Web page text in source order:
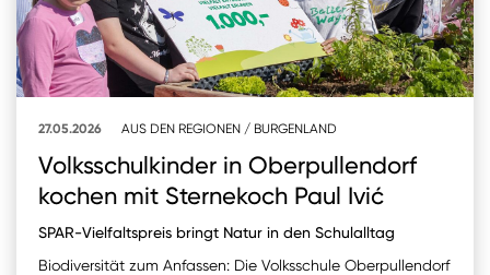
27.05.2026 AUS DEN REGIONEN / BURGENLAND
Volksschulkinder in Oberpullendorf
kochen mit Sternekoch Paul Ivić
SPAR-Vielfaltspreis bringt Natur in den Schulalltag
Biodiversität zum Anfassen: Die Volksschule Oberpullendorf